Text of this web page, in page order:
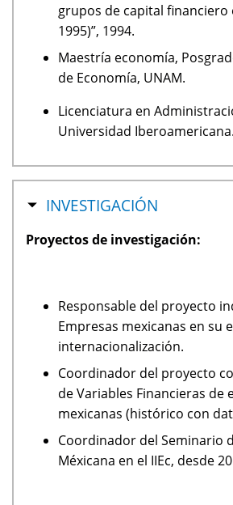
grupos de capital financiero
1995)”, 1994.
Maestría economía,
de Economía, UNAM.
Licenciatura en
Universidad Iberoamericana.
OCULTAR
INVESTIGACIÓN
Proyectos de investigación:
Responsable del proyecto
Empresas mexicanas en su
internacionalización.
Coordinador del proyecto
de Variables Financieras de
mexicanas (histórico con
Coordinador del Seminario
Méxicana en el IIEc, desde